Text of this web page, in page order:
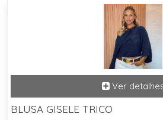
BLUSA GISELE TRICO